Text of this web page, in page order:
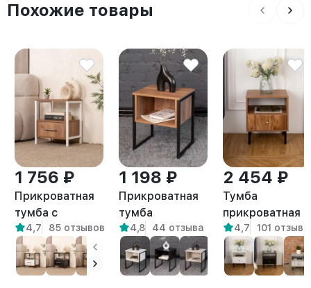
Похожие товары
1 756 ₽
Прикроватная
тумба с
ящиком и
полкой в стиле
лофт Томо
белый/
4,7 85 отзывов
1 198 ₽
Прикроватная
тумба
открытая с
полкой в стиле
Лофт Вельга
амаретто
4,8 44 отзыва
2 454 ₽
Тумба
прикроватная
на ножках лофт
Канси
амаретто
4,7 101 отзыв